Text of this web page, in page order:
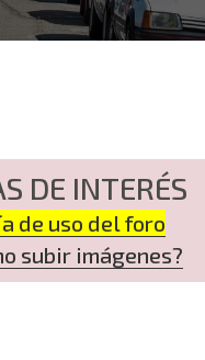
DE INTERÉS
de uso del foro
subir imágenes?